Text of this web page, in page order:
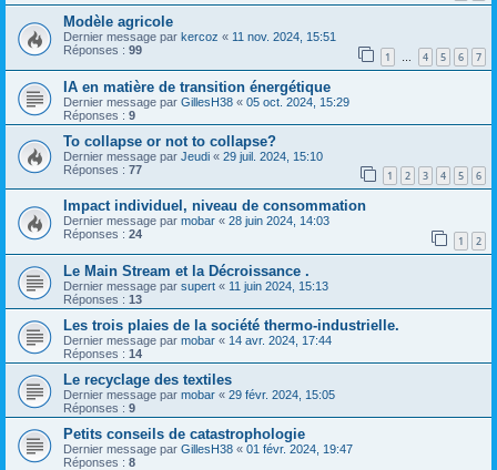
Modèle agricole
Dernier message par kercoz « 11 nov. 2024, 15:51
Réponses : 99 1 … 4 5 6 7
IA en matière de transition énergétique
Dernier message par GillesH38 « 05 oct. 2024, 15:29
Réponses : 9
To collapse or not to collapse?
Dernier message par Jeudi « 29 juil. 2024, 15:10
Réponses : 77 1 2 3 4 5 6
Impact individuel, niveau de consommation
Dernier message par mobar « 28 juin 2024, 14:03
Réponses : 24 1 2
Le Main Stream et la Décroissance .
Dernier message par supert « 11 juin 2024, 15:13
Réponses : 13
Les trois plaies de la société thermo-industrielle.
Dernier message par mobar « 14 avr. 2024, 17:44
Réponses : 14
Le recyclage des textiles
Dernier message par mobar « 29 févr. 2024, 15:05
Réponses : 9
Petits conseils de catastrophologie
Dernier message par GillesH38 « 01 févr. 2024, 19:47
Réponses : 8